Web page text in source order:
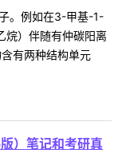
。例如在3-甲基-1-
烷）伴随有仲碳阳离
有两种结构单元
）笔记和考研真